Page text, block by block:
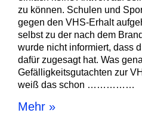
zu können. Schulen und
gegen den VHS-Erhalt
selbst zu der nach dem
wurde nicht informiert, dass
dafür zugesagt hat. Was
Gefälligkeitsgutachten zur
weiß das schon ……………
Mehr »